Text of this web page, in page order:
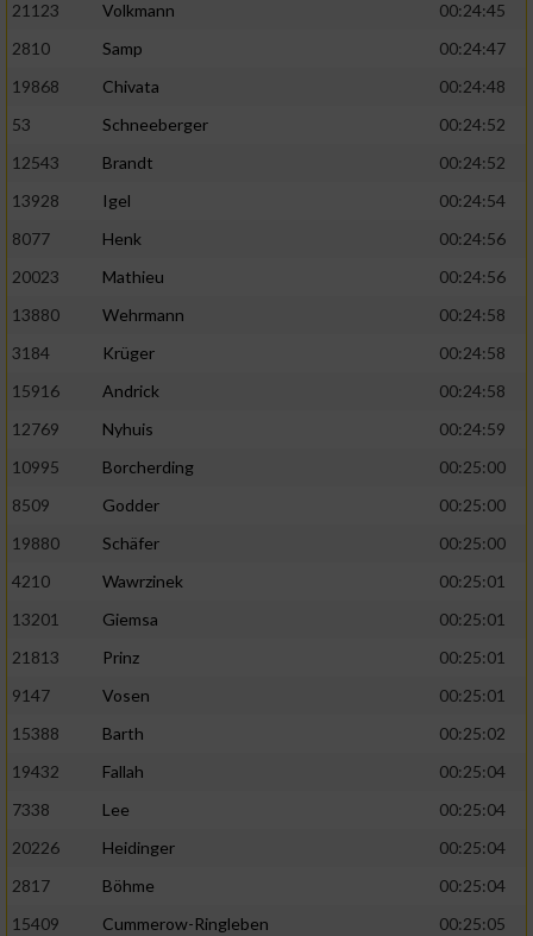
21123
Volkmann
00:24:45
2810
Samp
00:24:47
19868
Chivata
00:24:48
53
Schneeberger
00:24:52
12543
Brandt
00:24:52
13928
Igel
00:24:54
8077
Henk
00:24:56
20023
Mathieu
00:24:56
13880
Wehrmann
00:24:58
3184
Krüger
00:24:58
15916
Andrick
00:24:58
12769
Nyhuis
00:24:59
10995
Borcherding
00:25:00
8509
Godder
00:25:00
19880
Schäfer
00:25:00
4210
Wawrzinek
00:25:01
13201
Giemsa
00:25:01
21813
Prinz
00:25:01
9147
Vosen
00:25:01
15388
Barth
00:25:02
19432
Fallah
00:25:04
7338
Lee
00:25:04
20226
Heidinger
00:25:04
2817
Böhme
00:25:04
15409
Cummerow-Ringleben
00:25:05